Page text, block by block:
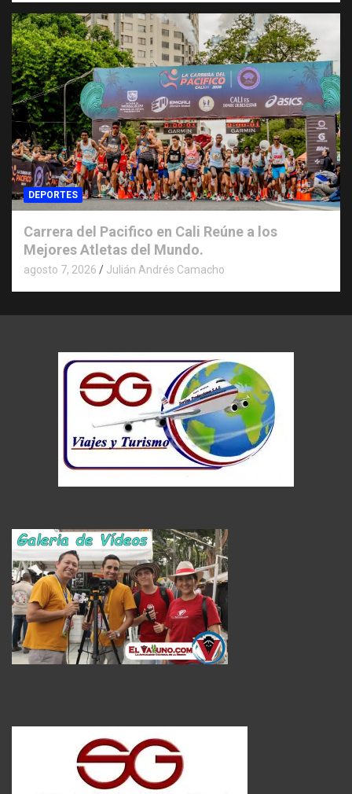
DEPORTES
Carrera del Pacifico en Cali Reúne a los
Mejores Atletas del Mundo.
agosto 7, 2026 Julián Andrés Camacho